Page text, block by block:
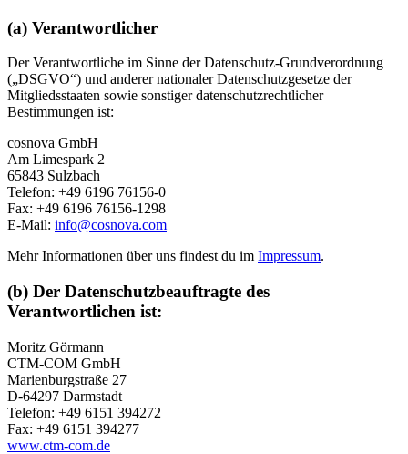
(a) Verantwortlicher
Der Verantwortliche im Sinne der Datenschutz-Grundverordnung
(„DSGVO“) und anderer nationaler Datenschutzgesetze der
Mitgliedsstaaten sowie sonstiger datenschutzrechtlicher
Bestimmungen ist:
cosnova GmbH
Am Limespark 2
65843 Sulzbach
Telefon: +49 6196 76156-0
Fax: +49 6196 76156-1298
E-Mail: info@cosnova.com
Mehr Informationen über uns findest du im Impressum.
(b) Der Datenschutzbeauftragte des
Verantwortlichen ist:
Moritz Görmann
CTM-COM GmbH
Marienburgstraße 27
D-64297 Darmstadt
Telefon: +49 6151 394272
Fax: +49 6151 394277
www.ctm-com.de